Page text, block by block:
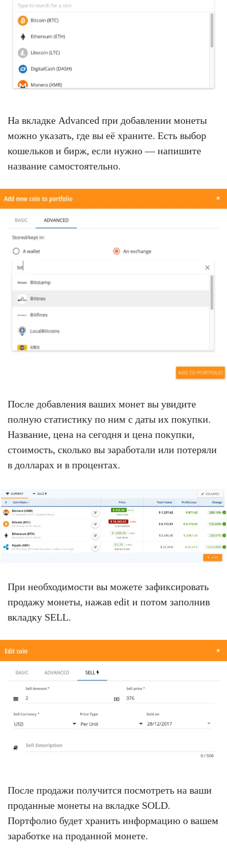
На вкладке Advanced при добавлении монеты
можно указать, где вы её храните. Есть выбор
кошельков и бирж, если нужно — напишите
название самостоятельно.
После добавления ваших монет вы увидите
полную статистику по ним с даты их покупки.
Название, цена на сегодня и цена покупки,
стоимость, сколько вы заработали или потеряли
в долларах и в процентах.
При необходимости вы можете зафиксировать
продажу монеты, нажав edit и потом заполнив
вкладку SELL.
После продажи получится посмотреть на ваши
проданные монеты на вкладке SOLD.
Портфолио будет хранить информацию о вашем
заработке на проданной монете.